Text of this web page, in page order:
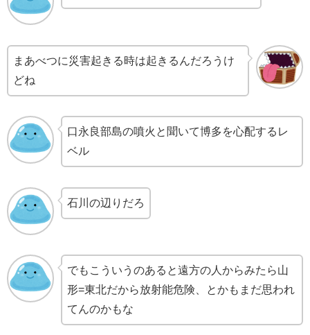
まあべつに災害起きる時は起きるんだろうけ
どね
口永良部島の噴火と聞いて博多を心配するレ
ベル
石川の辺りだろ
でもこういうのあると遠方の人からみたら山
形=東北だから放射能危険、とかもまだ思われ
てんのかもな